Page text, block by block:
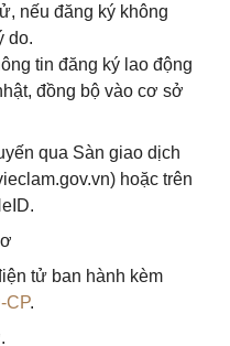
nếu đăng ký không
do.
tin đăng ký lao động
đồng bộ vào cơ sở
qua Sàn giao dịch
hoặc trên
tử ban hành kèm
CP.